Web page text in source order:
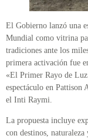
El Gobierno lanzó una
Mundial como vitrina
tradiciones ante los
primera activación fue
«El Primer Rayo de
espectáculo en Pattison
el Inti Raymi.
La propuesta incluye
con destinos,